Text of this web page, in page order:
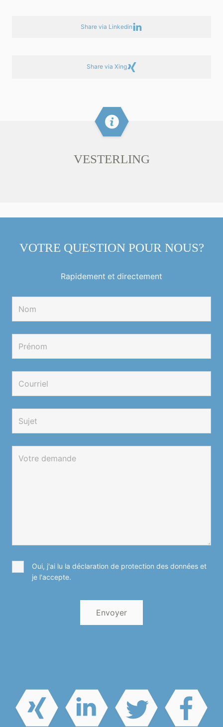
Share via Linkedin
Share via Xing
VESTERLING
VOTRE QUESTION POUR NOUS?
Rapidement et directement
Oui, j'ai lu la déclaration de protection des données et
je l'accepte.